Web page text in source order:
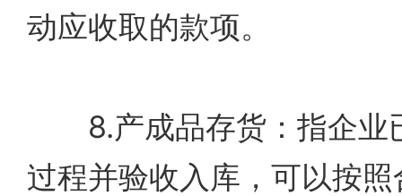
动应收取的款项。
8.产成品存货：指企业
过程并验收入库，可以按